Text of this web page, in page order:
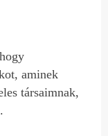
aminek
társaimnak,